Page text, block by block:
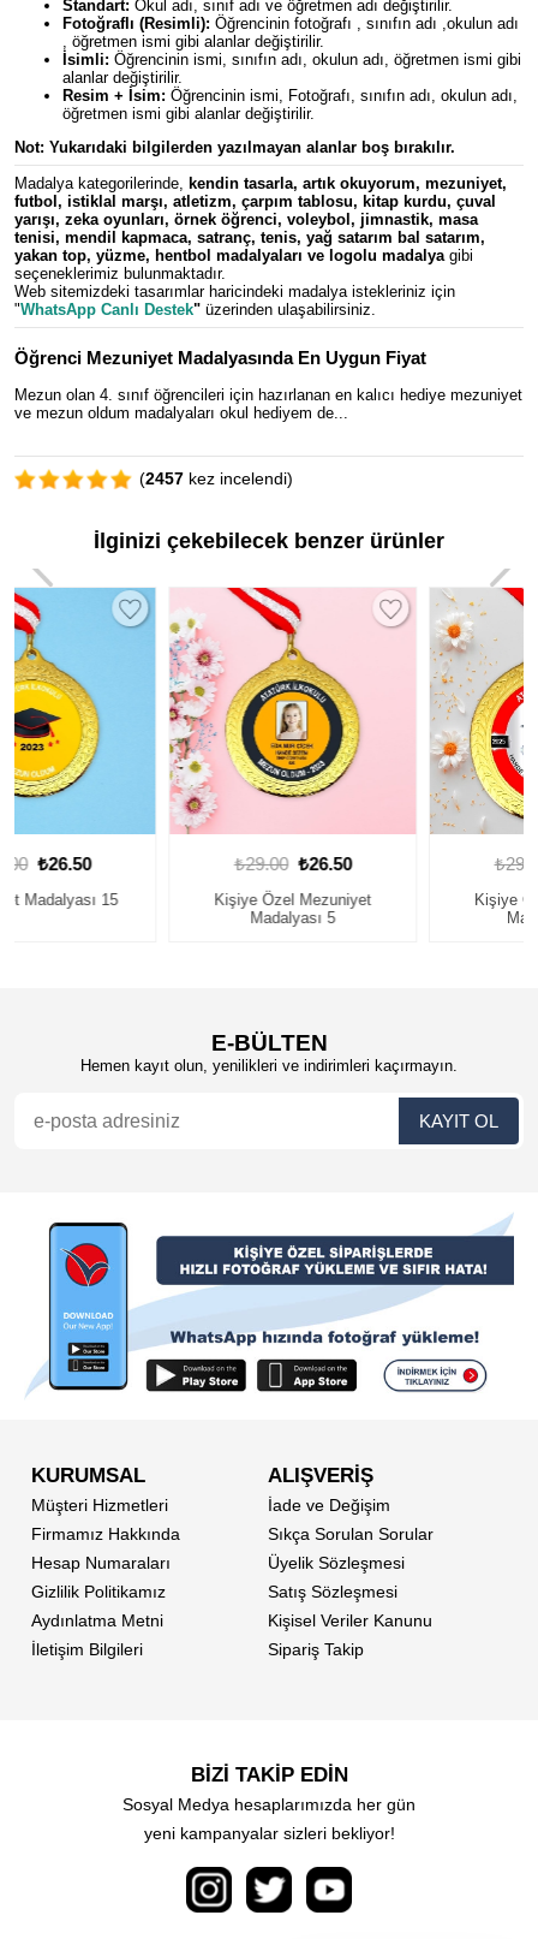
Standart: Okul adı, sınıf adı ve öğretmen adı değiştirilir.
Fotoğraflı (Resimli): Öğrencinin fotoğrafı , sınıfın adı ,okulun adı
, öğretmen ismi gibi alanlar değiştirilir.
İsimli: Öğrencinin ismi, sınıfın adı, okulun adı, öğretmen ismi gibi
alanlar değiştirilir.
Resim + İsim: Öğrencinin ismi, Fotoğrafı, sınıfın adı, okulun adı,
öğretmen ismi gibi alanlar değiştirilir.
Not: Yukarıdaki bilgilerden yazılmayan alanlar boş bırakılır.
Madalya kategorilerinde, kendin tasarla, artık okuyorum, mezuniyet,
futbol , istiklal marşı, atletizm, çarpım tablosu, kitap kurdu, çuval
yarışı, zeka oyunları, örnek öğrenci, voleybol , jimnastik, masa
tenisi, mendil kapmaca, satranç, tenis, yağ satarım bal satarım,
yakan top, yüzme, hentbol madalyaları ve logolu madalyagibi
seçeneklerimiz bulunmaktadır.
Web sitemizdeki tasarımlar haricindeki madalya istekleriniz için
"WhatsApp Canlı Destek" üzerinden ulaşabilirsiniz.
Öğrenci Mezuniyet Madalyasında En Uygun Fiyat
Mezun olan 4. sınıf öğrencileri için hazırlanan en kalıcı hediye mezuniyet
ve mezun oldum madalyaları okul hediyem de...
(2457 kez incelendi)
İlginizi çekebilecek benzer ürünler
₺29.00
Kişiye Özel Mezuniyet
₺29.00
Kişiye Özel Mezuniyet
E-BÜLTEN
Hemen kayıt olun, yenilikleri ve indirimleri kaçırmayın.
KURUMSAL
Müşteri Hizmetleri
Firmamız Hakkında
Hesap Numaraları
Gizlilik Politikamız
Aydınlatma Metni
İletişim Bilgileri
ALIŞVERİŞ
İade ve Değişim
Sıkça Sorulan Sorular
Üyelik Sözleşmesi
Satış Sözleşmesi
Kişisel Veriler Kanunu
Sipariş Takip
BİZİ TAKİP EDİN
Sosyal Medya hesaplarımızda her gün
yeni kampanyalar sizleri bekliyor!